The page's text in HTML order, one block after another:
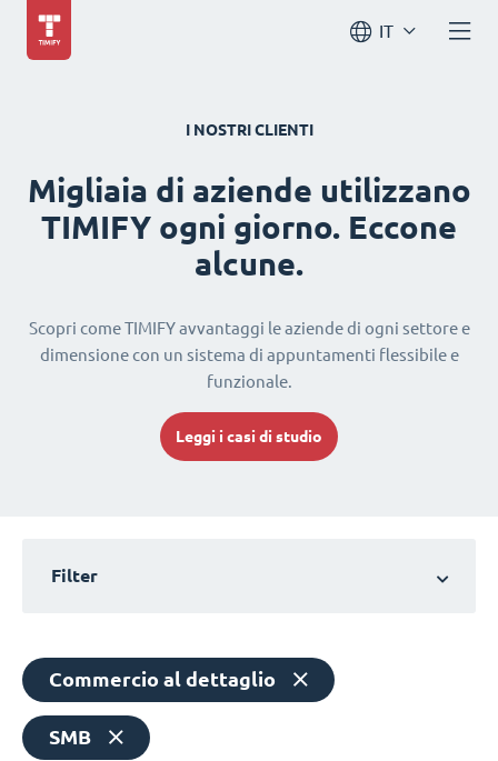
IT
I NOSTRI CLIENTI
Migliaia di aziende utilizzano
TIMIFY ogni giorno. Eccone
alcune.
Scopri come TIMIFY avvantaggi le aziende di ogni settore e
dimensione con un sistema di appuntamenti flessibile e
funzionale.
Leggi i casi di studio
Filter
Commercio al dettaglio
SMB